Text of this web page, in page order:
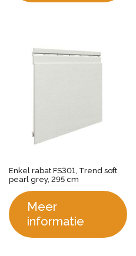
Enkel rabat FS301, Trend soft
pearl grey, 295 cm
Meer
informatie